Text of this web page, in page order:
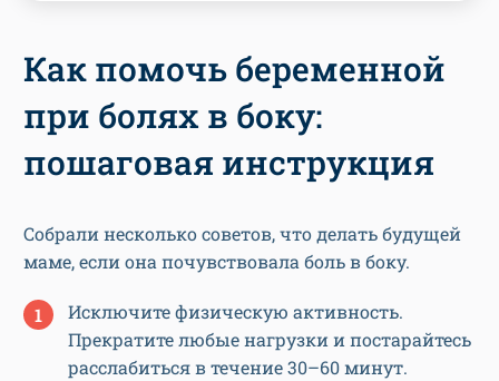
Как помочь беременной
при болях в боку:
пошаговая инструкция
Собрали несколько советов, что делать будущей
маме, если она почувствовала боль в боку.
Исключите физическую активность.
Прекратите любые нагрузки и постарайтесь
расслабиться в течение 30–60 минут.